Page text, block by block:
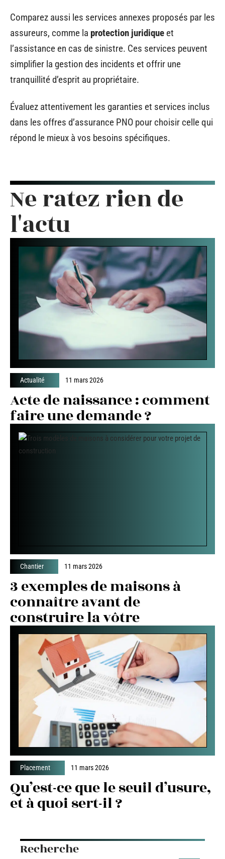
Comparez aussi les services annexes proposés par les
assureurs, comme la protection juridique et
l’assistance en cas de sinistre. Ces services peuvent
simplifier la gestion des incidents et offrir une
tranquillité d’esprit au propriétaire.
Évaluez attentivement les garanties et services inclus
dans les offres d’assurance PNO pour choisir celle qui
répond le mieux à vos besoins spécifiques.
Ne ratez rien de
l'actu
Actualité 11 mars 2026
Acte de naissance : comment
faire une demande ?
Chantier 11 mars 2026
3 exemples de maisons à
connaître avant de
construire la vôtre
Placement 11 mars 2026
Qu’est-ce que le seuil d’usure,
et à quoi sert-il ?
Recherche